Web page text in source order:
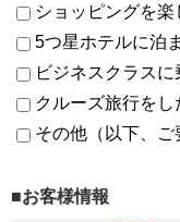
ショッピングを楽
5つ星ホテルに泊
ビジネスクラスに
クルーズ旅行をし
その他（以下、ご
■お客様情報